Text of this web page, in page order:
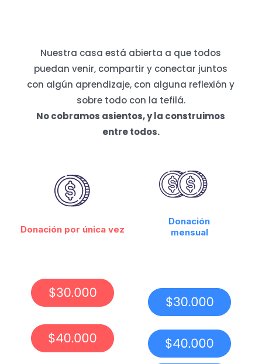
Nuestra casa está abierta a que todos
puedan venir, compartir y conectar juntos
con algún aprendizaje, con alguna reflexión y
sobre todo con la tefilá.
No cobramos asientos, y la construimos
entre todos.
Donación por única vez
Donación
mensual